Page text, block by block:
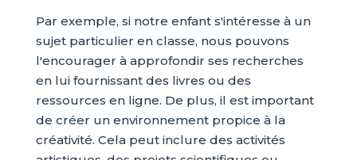
Par exemple, si notre enfant s'intéresse à un
sujet particulier en classe, nous pouvons
l'encourager à approfondir ses recherches
en lui fournissant des livres ou des
ressources en ligne. De plus, il est important
de créer un environnement propice à la
créativité. Cela peut inclure des activités